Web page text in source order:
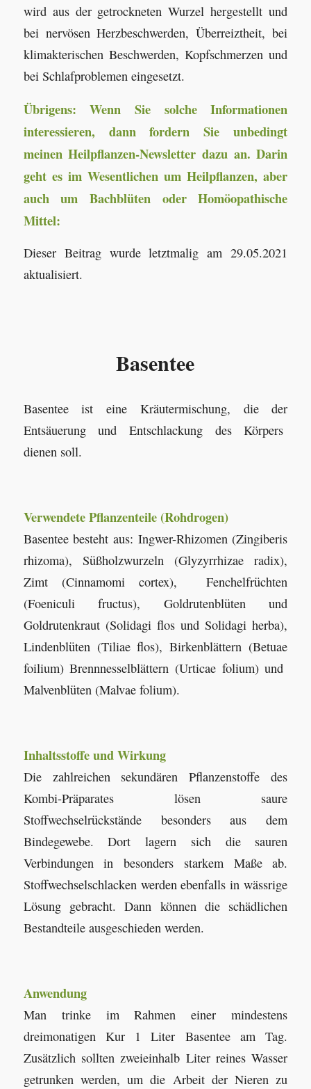
wird aus der getrockneten Wurzel hergestellt und
bei nervösen Herzbeschwerden, Überreiztheit, bei
klimakterischen Beschwerden, Kopfschmerzen und
bei Schlafproblemen eingesetzt.
Übrigens: Wenn Sie solche Informationen
interessieren, dann fordern Sie unbedingt
meinen Heilpflanzen-Newsletter dazu an. Darin
geht es im Wesentlichen um Heilpflanzen, aber
auch um Bachblüten oder Homöopathische
Mittel:
Dieser Beitrag wurde letztmalig am 29.05.2021
aktualisiert.
Basentee
Basentee ist eine Kräutermischung, die der
Entsäuerung und Entschlackung des Körpers
dienen soll.
Verwendete Pflanzenteile (Rohdrogen)
Basentee besteht aus: Ingwer-Rhizomen (Zingiberis
rhizoma), Süßholzwurzeln (Glyzyrrhizae radix),
Zimt (Cinnamomi cortex), Fenchelfrüchten
(Foeniculi fructus), Goldrutenblüten und
Goldrutenkraut (Solidagi flos und Solidagi herba),
Lindenblüten (Tiliae flos), Birkenblättern (Betuae
foilium) Brennnesselblättern (Urticae folium) und
Malvenblüten (Malvae folium).
Inhaltsstoffe und Wirkung
Die zahlreichen sekundären Pflanzenstoffe des
Kombi-Präparates lösen saure
Stoffwechselrückstände besonders aus dem
Bindegewebe. Dort lagern sich die sauren
Verbindungen in besonders starkem Maße ab.
Stoffwechselschlacken werden ebenfalls in wässrige
Lösung gebracht. Dann können die schädlichen
Bestandteile ausgeschieden werden.
Anwendung
Man trinke im Rahmen einer mindestens
dreimonatigen Kur 1 Liter Basentee am Tag.
Zusätzlich sollten zweieinhalb Liter reines Wasser
getrunken werden, um die Arbeit der Nieren zu